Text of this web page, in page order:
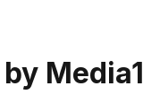
Media1